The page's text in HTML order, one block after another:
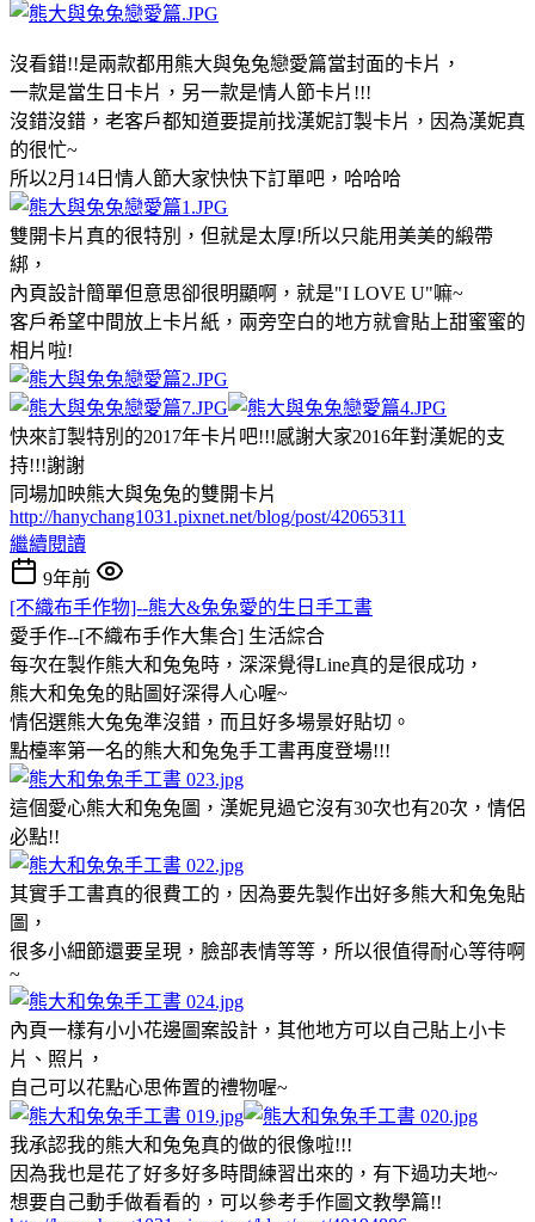
沒看錯!!是兩款都用熊大與兔兔戀愛篇當封面的卡片，
一款是當生日卡片，另一款是情人節卡片!!!
沒錯沒錯，老客戶都知道要提前找漢妮訂製卡片，因為漢妮真
的很忙~
所以2月14日情人節大家快快下訂單吧，哈哈哈
雙開卡片真的很特別，但就是太厚!所以只能用美美的緞帶
綁，
內頁設計簡單但意思卻很明顯啊，就是"I LOVE U"嘛~
客戶希望中間放上卡片紙，兩旁空白的地方就會貼上甜蜜蜜的
相片啦!
快來訂製特別的2017年卡片吧!!!感謝大家2016年對漢妮的支
持!!!謝謝
同場加映熊大與兔兔的雙開卡片
http://hanychang1031.pixnet.net/blog/post/42065311
繼續閱讀
9年前
[不織布手作物]--熊大&兔兔愛的生日手工書
愛手作--[不織布手作大集合] 生活綜合
每次在製作熊大和兔兔時，深深覺得Line真的是很成功，
熊大和兔兔的貼圖好深得人心喔~
情侶選熊大兔兔準沒錯，而且好多場景好貼切。
點檯率第一名的熊大和兔兔手工書再度登場!!!
這個愛心熊大和兔兔圖，漢妮見過它沒有30次也有20次，情侶
必點!!
其實手工書真的很費工的，因為要先製作出好多熊大和兔兔貼
圖，
很多小細節還要呈現，臉部表情等等，所以很值得耐心等待啊
~
內頁一樣有小小花邊圖案設計，其他地方可以自己貼上小卡
片、照片，
自己可以花點心思佈置的禮物喔~
我承認我的熊大和兔兔真的做的很像啦!!!
因為我也是花了好多好多時間練習出來的，有下過功夫地~
想要自己動手做看看的，可以參考手作圖文教學篇!!